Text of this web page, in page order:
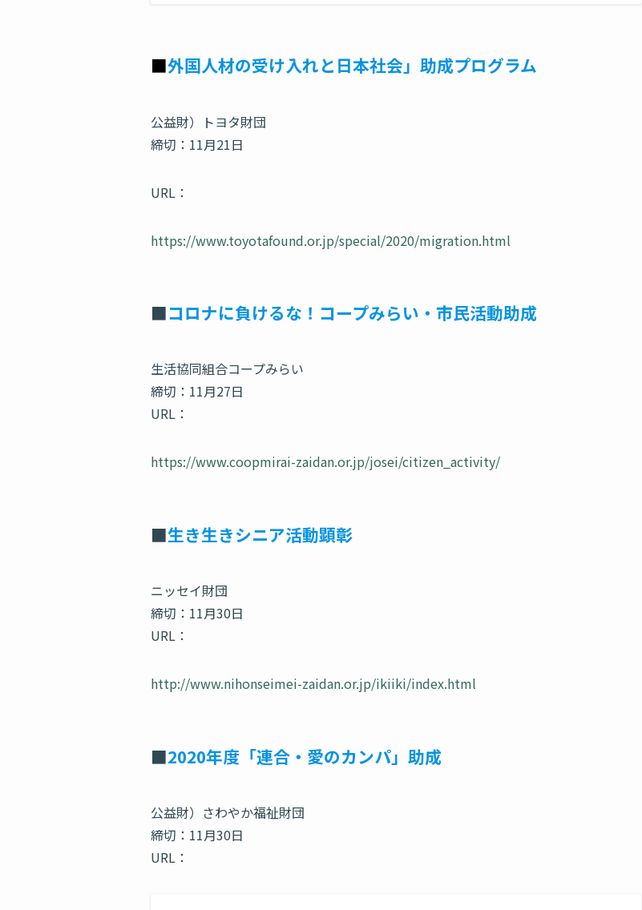
■外国人材の受け入れと日本社会」助成プログラム
公益財）トヨタ財団
締切：11月21日
URL：
https://www.toyotafound.or.jp/special/2020/migration.html
■コロナに負けるな！コープみらい・市民活動助成
生活協同組合コープみらい
締切：11月27日
URL：
https://www.coopmirai-zaidan.or.jp/josei/citizen_activity/
■生き生きシニア活動顕彰
ニッセイ財団
締切：11月30日
URL：
http://www.nihonseimei-zaidan.or.jp/ikiiki/index.html
■2020年度「連合・愛のカンパ」助成
公益財）さわやか福祉財団
締切：11月30日
URL：